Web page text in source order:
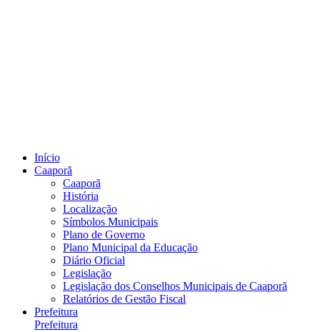
Início
Caaporã
Caaporã
História
Localização
Símbolos Municipais
Plano de Governo
Plano Municipal da Educação
Diário Oficial
Legislação
Legislação dos Conselhos Municipais de Caaporã
Relatórios de Gestão Fiscal
Prefeitura
Prefeitura